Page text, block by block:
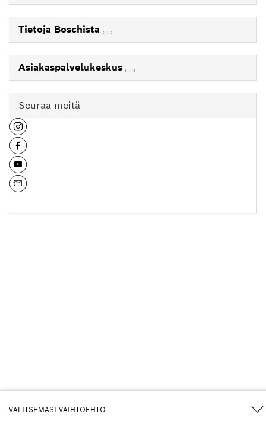
VALITSEMASI VAIHTOEHTO
Tietoja Boschista
Asiakaspalvelukeskus
Seuraa meitä